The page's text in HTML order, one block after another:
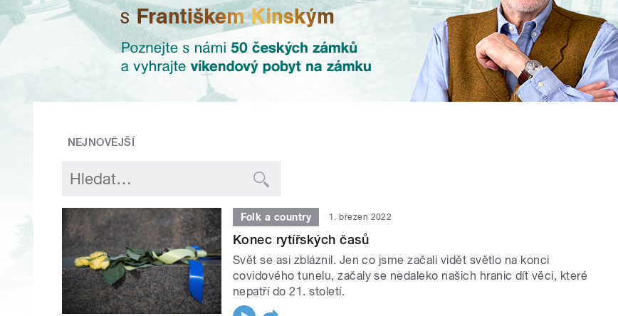
NEJNOVĚJŠÍ
Folk a country 1. březen 2022
Konec rytířských časů
Svět se asi zbláznil. Jen co jsme začali vidět světlo na konci
covidového tunelu, začaly se nedaleko našich hranic dít věci, které
nepatří do 21. století.